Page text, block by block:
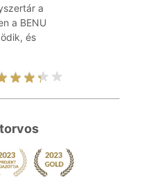
a
a BENU
és